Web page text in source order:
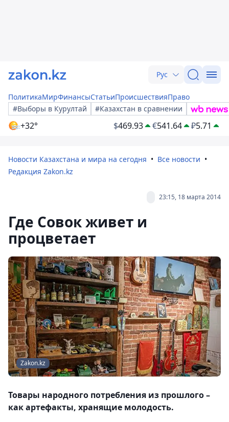
Рус
ПолитикаМирФинансыСтатьиПроисшествияПраво
#Выборы в Курултай
#Казахстан в сравнении
+32° $469.93 €541.64 ₽5.71
Новости Казахстана и мира на сегодня
Все новости
Редакция Zakon.kz
23:15, 18 марта 2014
Где Совок живет и
процветает
Zakon.kz
Товары народного потребления из прошлого –
как артефакты, хранящие молодость.